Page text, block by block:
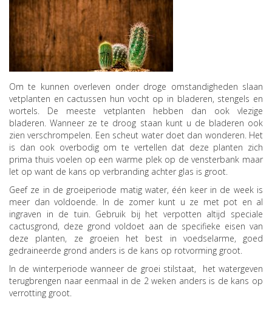
Om te kunnen overleven onder droge omstandigheden slaan
vetplanten en cactussen hun vocht op in bladeren, stengels en
wortels. De meeste vetplanten hebben dan ook vlezige
bladeren. Wanneer ze te droog staan kunt u de bladeren ook
zien verschrompelen. Een scheut water doet dan wonderen. Het
is dan ook overbodig om te vertellen dat deze planten zich
prima thuis voelen op een warme plek op de vensterbank maar
let op want de kans op verbranding achter glas is groot.
Geef ze in de groeiperiode matig water, één keer in de week is
meer dan voldoende. In de zomer kunt u ze met pot en al
ingraven in de tuin. Gebruik bij het verpotten altijd speciale
cactusgrond, deze grond voldoet aan de specifieke eisen van
deze planten, ze groeien het best in voedselarme, goed
gedraineerde grond anders is de kans op rotvorming groot.
In de winterperiode wanneer de groei stilstaat, het watergeven
terugbrengen naar eenmaal in de 2 weken anders is de kans op
verrotting groot.